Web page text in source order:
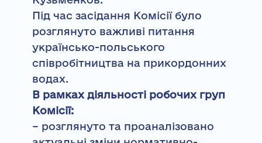
Під час засідання Комісії було
розглянуто важливі питання
українсько-польського
співробітництва на прикордонних
водах.
В рамках діяльності робочих груп
Комісії:
– розглянуто та проаналізовано